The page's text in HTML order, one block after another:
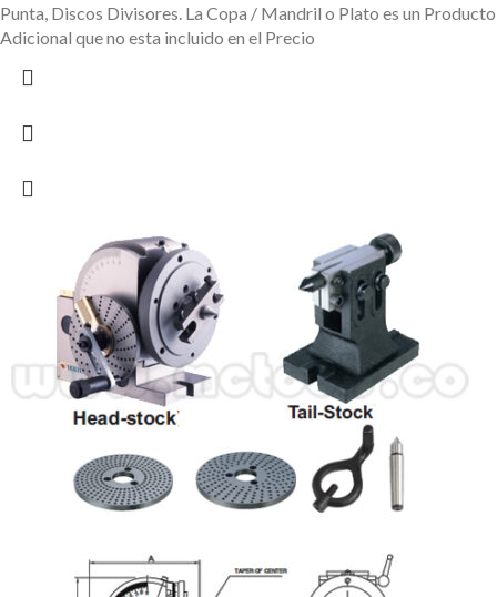
Punta, Discos Divisores. La Copa / Mandril o Plato es un Producto
Adicional que no esta incluido en el Precio